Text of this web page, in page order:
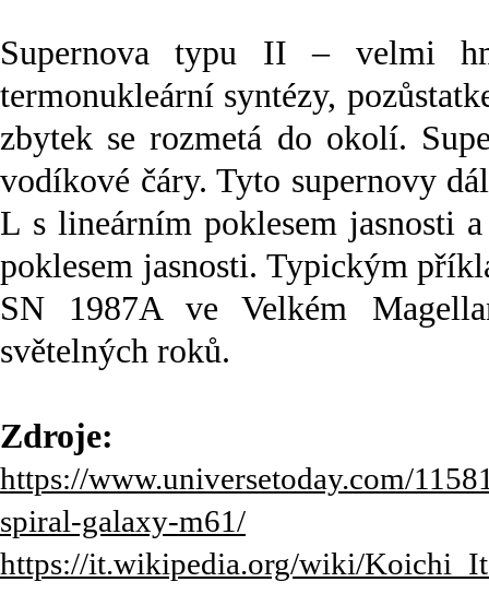
Supernova typu II – velmi
termonukleární syntézy,
zbytek se rozmetá do okolí.
vodíkové čáry. Tyto supernovy
L s lineárním poklesem jasnosti
poklesem jasnosti. Typickým
SN 1987A ve Velkém
světelných roků.
Zdroje:
https://www.universetoday.com/
spiral-galaxy-m61/
https://it.wikipedia.org/wiki/